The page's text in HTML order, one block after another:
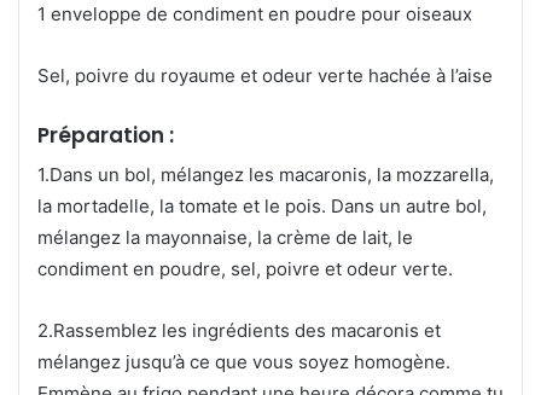
1 enveloppe de condiment en poudre pour oiseaux
Sel, poivre du royaume et odeur verte hachée à l’aise
Préparation :
1.Dans un bol, mélangez les macaronis, la mozzarella,
la mortadelle, la tomate et le pois. Dans un autre bol,
mélangez la mayonnaise, la crème de lait, le
condiment en poudre, sel, poivre et odeur verte.
2.Rassemblez les ingrédients des macaronis et
mélangez jusqu’à ce que vous soyez homogène.